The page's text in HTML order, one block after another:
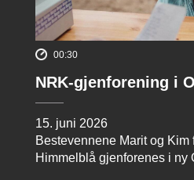
00:30
NRK-gjenforening i
15. juni 2026
Bestevennene Marit og Kim
Himmelblå gjenforenes i ny